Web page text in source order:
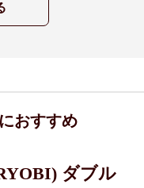
おすすめ
ダブル